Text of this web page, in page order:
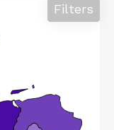
Filters